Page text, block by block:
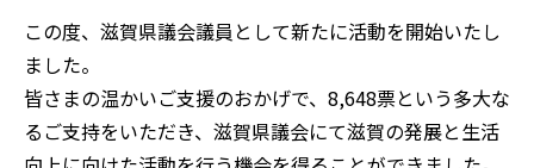
この度、滋賀県議会議員として新たに活動を開始いたし
ました。
皆さまの温かいご支援のおかげで、8,648票という多大な
るご支持をいただき、滋賀県議会にて滋賀の発展と生活